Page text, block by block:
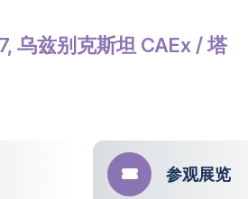
乌兹别克斯坦 CAEx / 塔
参观展览